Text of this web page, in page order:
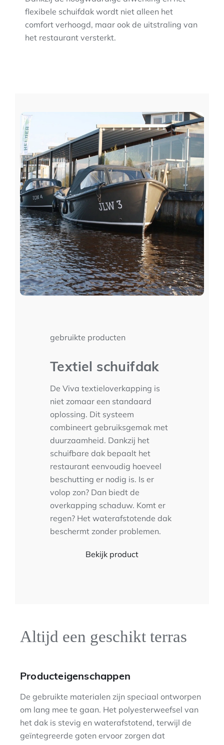
flexibele schuifdak wordt niet alleen het
comfort verhoogd, maar ook de uitstraling van
het restaurant versterkt.
gebruikte producten
Textiel schuifdak
De Viva textieloverkapping is
niet zomaar een standaard
oplossing. Dit systeem
combineert gebruiksgemak met
duurzaamheid. Dankzij het
schuifbare dak bepaalt het
restaurant eenvoudig hoeveel
beschutting er nodig is. Is er
volop zon? Dan biedt de
overkapping schaduw. Komt er
regen? Het waterafstotende dak
beschermt zonder problemen.
Bekijk product
Altijd een geschikt terras
Producteigenschappen
De gebruikte materialen zijn speciaal ontworpen
om lang mee te gaan. Het polyesterweefsel van
het dak is stevig en waterafstotend, terwijl de
geïntegreerde goten ervoor zorgen dat